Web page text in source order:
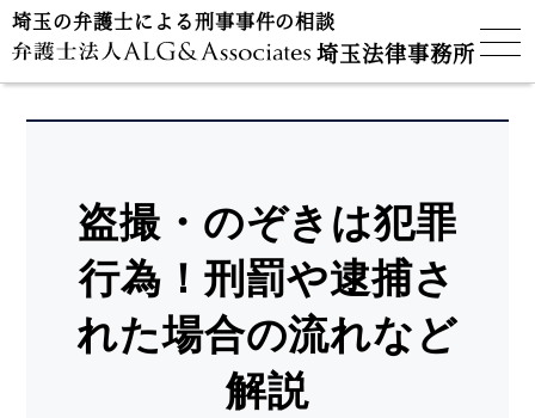
埼玉の弁護士による刑事事件の相談
埼玉法律事務所
盗撮・のぞきは犯罪
行為！刑罰や逮捕さ
れた場合の流れなど
解説